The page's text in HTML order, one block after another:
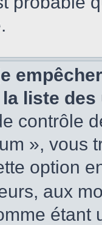
liste
contrôle
», vous
option
aux
étant